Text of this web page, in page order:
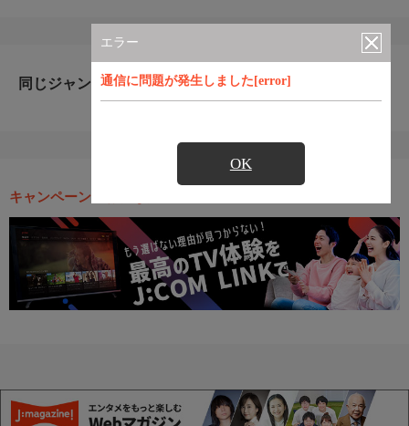
エラー
通信に問題が発生しました[error]
OK
同じジャンルのおすすめ番組
キャンペーン・お得な情報